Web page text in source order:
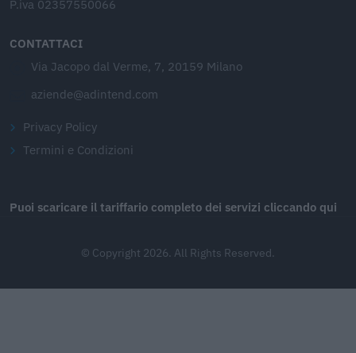
P.iva 02357550066
CONTATTACI
Via Jacopo dal Verme, 7, 20159 Milano
aziende@adintend.com
Privacy Policy
Termini e Condizioni
Puoi scaricare il tariffario completo dei servizi cliccando qui
© Copyright 2026. All Rights Reserved.